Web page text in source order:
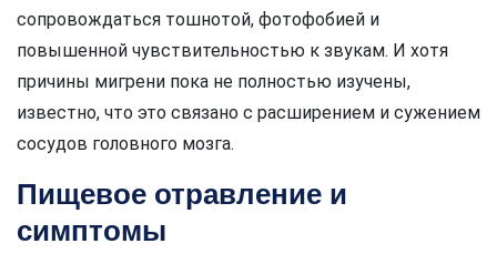
сопровождаться тошнотой, фотофобией и
повышенной чувствительностью к звукам. И хотя
причины мигрени пока не полностью изучены,
известно, что это связано с расширением и сужением
сосудов головного мозга.
Пищевое отравление и
симптомы